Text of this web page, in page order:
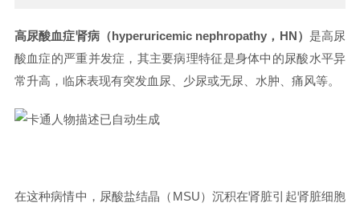
高尿酸血症肾病（hyperuricemic nephropathy，HN） 是高尿
酸血症的严重并发症，其主要病理特征是身体中的尿酸水平异
常升高，临床表现有突发血尿、少尿或无尿、水肿、痛风等。
在这种病情中，尿酸盐结晶（MSU）沉积在肾脏引起肾脏细胞